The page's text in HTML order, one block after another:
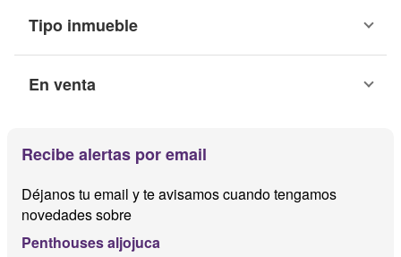
Tipo inmueble
En venta
Recibe alertas por email
Déjanos tu email y te avisamos cuando tengamos
novedades sobre
Penthouses aljojuca